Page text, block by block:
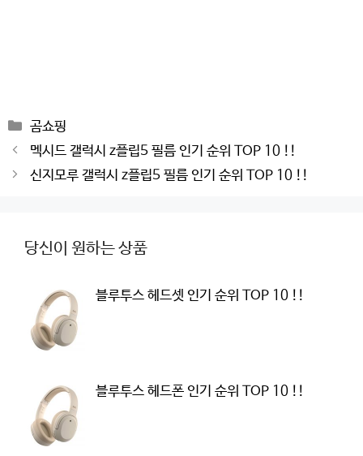
Categories
곰쇼핑
Post
navigation
멕시드 갤럭시 z플립5 필름 인기 순위 TOP 10 !!
신지모루 갤럭시 z플립5 필름 인기 순위 TOP 10 !!
당신이 원하는 상품
블루투스 헤드셋 인기 순위 TOP 10 !!
블루투스 헤드폰 인기 순위 TOP 10 !!